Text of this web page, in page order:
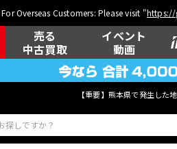
For Overseas Customers: Please visit "https://
売る
中古買取
イベント
動画
【重要】熊本県で発生した